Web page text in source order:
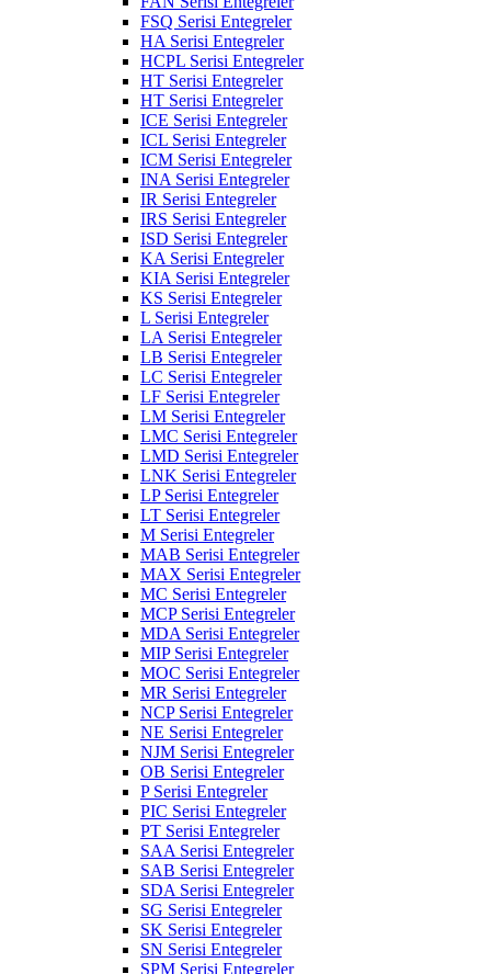
FSQ Serisi Entegreler
HA Serisi Entegreler
HCPL Serisi Entegreler
HT Serisi Entegreler
HT Serisi Entegreler
ICE Serisi Entegreler
ICL Serisi Entegreler
ICM Serisi Entegreler
INA Serisi Entegreler
IR Serisi Entegreler
IRS Serisi Entegreler
ISD Serisi Entegreler
KA Serisi Entegreler
KIA Serisi Entegreler
KS Serisi Entegreler
L Serisi Entegreler
LA Serisi Entegreler
LB Serisi Entegreler
LC Serisi Entegreler
LF Serisi Entegreler
LM Serisi Entegreler
LMC Serisi Entegreler
LMD Serisi Entegreler
LNK Serisi Entegreler
LP Serisi Entegreler
LT Serisi Entegreler
M Serisi Entegreler
MAB Serisi Entegreler
MAX Serisi Entegreler
MC Serisi Entegreler
MCP Serisi Entegreler
MDA Serisi Entegreler
MIP Serisi Entegreler
MOC Serisi Entegreler
MR Serisi Entegreler
NCP Serisi Entegreler
NE Serisi Entegreler
NJM Serisi Entegreler
OB Serisi Entegreler
P Serisi Entegreler
PIC Serisi Entegreler
PT Serisi Entegreler
SAA Serisi Entegreler
SAB Serisi Entegreler
SDA Serisi Entegreler
SG Serisi Entegreler
SK Serisi Entegreler
SN Serisi Entegreler
SPM Serisi Entegreler